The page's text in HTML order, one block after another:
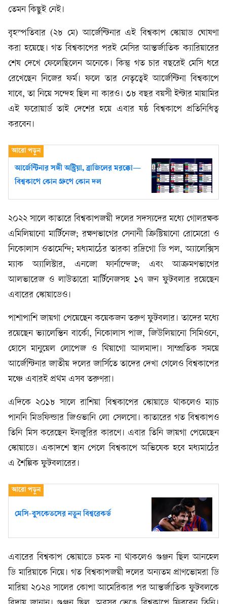
তেমন কিছুই নেই।
বৃহস্পতিবার (২৮ মে) আর্জেন্টিনার এই বিশ্বকাপ স্কোয়াড ঘোষণা
করা হয়েছে। গত বিশ্বকাপের পরই মেসির আন্তর্জাতিক ক্যারিয়ারের
শেষ দেখে ফেলেছিলেন অনেকে। কিন্তু গত চার বছরেই মেসি ধরে
রেখেছেন নিজের ফর্ম। ফলে তার নেতৃত্বেই আর্জেন্টিনা বিশ্বকাপে
যাবে, তা নিয়ে সন্দেহ ছিল না কারও। ৩৮ বছর বয়সী ইন্টার মায়ামির
এই ফরোয়ার্ড তাই দেশের হয়ে এবার ষষ্ঠ বিশ্বকাপে প্রতিনিধিত্ব
করবেন।
আর্জেন্টিনার সঙ্গী অস্ট্রিয়া, ব্রাজিলের মরক্কো—
বিশ্বকাপে কোন গ্রুপে কোন দল
২০২২ সালে কাতারে বিশ্বকাপজয়ী দলের সদস্যদের মধ্যে গোলরক্ষক
এমিলিয়ানো মার্টিনেজ; রক্ষণভাগের সেনানী ক্রিস্টিয়ানো রোমেরো ও
নিকোলাস ওতামেন্দি; মধ্যমাঠের তারকা রদ্রিগো ডি পল, অ্যালেক্সিস
ম্যাক অ্যালিস্টার, এনজো ফার্নান্দেজ; এবং আক্রমণভাগের
আলভারেজ ও লাউতারো মার্টিনেজসহ ১৭ জন ফুটবলার রয়েছেন
এবারের স্কোয়াডেও।
পাশাপাশি জায়গা পেয়েছেন কয়েকজন তরুণ ফুটবলার। তাদের মধ্যে
রয়েছেন ভ্যালেন্তিন বার্কো, নিকোলাস পাজ, জিউলিয়ানো সিমিওনে,
হোসে মানুয়েল লোপেজ ও থিয়াগো আলমাদা। সাম্প্রতিক সময়ে
আর্জেন্টিনার জাতীয় দলের জার্সিতে তাদের দেখা গেলেও বিশ্বকাপের
মঞ্চে এবারই প্রথম এসব তরুণরা।
এদিকে ২০১৮ সালে রাশিয়া বিশ্বকাপের স্কোয়াডে থাকলেও ম্যাচ
পাননি মিডফিল্ডার জিওভানি লো সেলসো। কাতারের গত বিশ্বকাপও
তিনি মিস করেছেন ইনজুরির কারণে। এবার তিনি জায়গা পেয়েছেন
স্কোয়াডে। একাদশে স্থান পেলে বিশ্বকাপে অভিষেক হবে মধ্যমাঠের
এ শৈল্পিক ফুটবলারের।
মেসি-বুসকেতসের নতুন বিশ্বরেকর্ড
এবারের বিশ্বকাপ স্কোয়াডে চমক না থাকলেও গুঞ্জন ছিল আনহেল
ডি মারিয়াকে নিয়ে। গত বিশ্বকাপজয়ী দলের অন্যতম প্রাণভোমরা ডি
মারিয়া ২০২৪ সালের কোপা আমেরিকার পর আন্তর্জাতিক ফুটবলকে